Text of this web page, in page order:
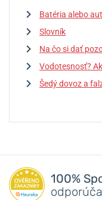
Batéria alebo
Slovník
Na čo si dať
Vodotesnosť?
Šedý dovoz a
100%